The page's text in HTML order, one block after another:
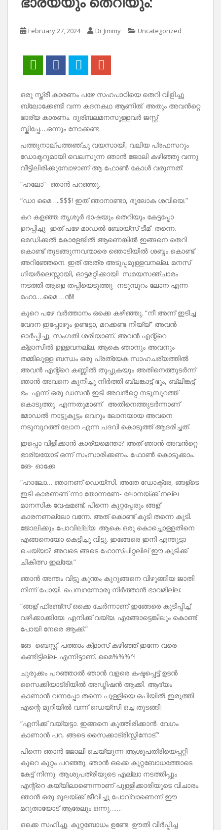
February 27, 2024 Dr Jimmy Uncategorized
ഒരു സ്ത്രീ കാരണം പഴേ സഹപാഠിയെ തെറി വിളിച്ചു
ബ്ലോക്കേണ്ടി വന്ന കദനകഥ ആണിത്. അതും അവൻറ്റെ
ഭാര്യ കാരണം. ദുര്ബലമനസുള്ളവർ ജസ്റ്റ്
സ്കിപ്പേ….ഒന്നും നോക്കണ്ട.
പത്തുനാല്പത്തഞ്ചു വയസായി, വലിയ പ്രഫസറും
ഡോക്ടറുമായി വെലസുന്ന ഞാൻ ജോലി കഴിഞ്ഞു വന്നു
വീട്ടിലിരിക്കുമ്പോഴാണ് ആ ഫോൺ കോൾ വരുന്നത്:
“ഹലോ”- ഞാൻ പറഞ്ഞു.
“ഡാ മൈ…..$$$! ഇത് ഞാനാണ്ടാ, ഭൂലോക ശവിയെ.”
കറ കളഞ്ഞ തൃശൂർ ഭാഷയും തെറിയും കേട്ടപ്പോ
ഉറപ്പിച്ചു- ഇത് പഴേ മാഡൽ ബോയ്സ് ടീമ് തന്നെ.
മെഡിക്കൽ കോളേജിൽ ആണെങ്കിൽ ഇങ്ങനെ തെറി
കൊണ്ട് തുടങ്ങുന്നവന്മാരെ ഞൊടിയിൽ ശബ്ദം കൊണ്ട്
അറിഞ്ഞേനെ. ഇത് അത്ര അടുപ്പമുള്ളവനല്ല. മനസ്
ഗിയർലെസ്സായി, ഓട്ടമറ്റിക്കായി സമയസഞ്ചാരം
നടത്തി ആളെ തപ്പിയെടുത്തു- നടുമ്പുറം ലോന എന്ന
മഹാ….മൈ …ൻ!!
കുറെ പഴേ വർത്താനം ഒക്കെ കഴിഞ്ഞു. “നീ അന്ന് ഇടിച്ച
വേദന ഇപ്പോഴും ഉണ്ടട്ടാ, മറക്കണ്ട നിയ്യ്” അവൻ
ഓർപ്പിച്ചു. സംഗതി ശരിയാണ്. അവൻ എന്റ്റെ
ക്‌ളാസിൽ ഉള്ളവനല്ല. ആകെ ഞാനും അവനും
തമ്മിലുള്ള ബന്ധം ഒരു പ്രത്യേക സാഹചര്യത്തിൽ
അവൻ എന്റ്റെ കണ്ണിൽ തുപ്പുകയും അതിനെത്തുടർന്ന്
ഞാൻ അവനെ കുനിച്ചു നിർത്തി ബ്ലങ്കാട്ട് ഭും, ബ്ലിങ്കട്ട്
ഭം എന്ന് ഒരു ഡസൻ ഇടി അവൻറ്റെ നടുമ്പുറത്ത്
കൊടുത്തു എന്നതുമാണ്. അതിനെത്തുടർന്നാണ്
മോഡൽ നാട്ടുകൂട്ടം വെറും ലോനയായ അവനെ
നടുമ്പുറത്ത് ലോന എന്ന പദവി കൊടുത്ത് ആദരിച്ചത്.
ഇപ്പൊ വിളിക്കാൻ കാര്യമെന്താ? അത് ഞാൻ അവൻറ്റെ
ഭാര്യയോട് ഒന്ന് സംസാരിക്കണം. ഫോൺ കൊടുക്കാം.
ങേ- ഓക്കേ.
“ഹാലോ… ഞാനണ് ഡെയ്‌സി. അതേ ഡോക്ട്രേ, ങ്ങള്ടെ
ഇടി കാരണണ് ന്നാ തോന്നണേ- ലോനയ്ക്ക് നല്ല
മാനസിക വേഷമണ്ട്‌. പിന്നെ കുറ്റപ്പേരും ങ്ങള്
കാരനണല്ലോ വന്നേ. അത് കൊണ്ട് കുടി തന്നെ കുടി.
ജോലിക്കും പോവില്ല്യ. ആകെ ഒരു കൊച്ചൊള്ളതിനെ
എങ്ങനെയോ കെട്ടിച്ചു വിട്ടു. ഇങ്ങേരെ ഇനി എന്തുട്ടാ
ചെയ്യാ? അവടെ ങ്ങടെ ഹോസ്പിറ്റലില് ഈ കുടിക്ക്
ചികിത്സ ഇല്യേ.”
ഞാൻ അന്തം വിട്ടു കുന്തം കുറുങ്ങനെ വിഴുങ്ങിയ ജാതി
നിന്ന് പോയി. പെമ്പറന്നോരു നിർത്താൻ ഭാവമില്ല:
“ങ്ങള് ഫ്രണ്ട്സ് ഒക്കെ ചേർന്നാണ് ഇങ്ങേരെ കുടിപ്പിച്ച്
വഴിക്കാക്കിയേ. എനിക്ക് വയ്യ. എങ്ങോട്ടെങ്കിലും കൊണ്ട്
പോയി നേരെ ആക്ക്.”
ങേ- ബെസ്റ്റ്. പത്താം ക്‌ളാസ് കഴിഞ്ഞ് ഇന്നേ വരെ
കണ്ടിട്ടില്ല- എന്നിട്ടാണ്. മൈ%%%^!
ചുരുക്കം പറഞ്ഞാൽ ഞാൻ വളരെ കഷ്ടപ്പെട്ട് ഉടൻ
സൈക്കിയാട്രിയിൽ അഡ്മിഷൻ ആക്കി. ആദ്യം
കാണാൻ വന്നപ്പോ തന്നെ പുള്ളിയെ ഒപിയിൽ ഇരുത്തി
എന്റെ മുറിയിൽ വന്ന് ഡെയ്‌സി ഒച്ച തുടങ്ങി:
“എനിക്ക് വയ്യട്ടാ. ഇങ്ങനെ കുത്തിരിക്കാൻ. വേഗം
കാണാൻ പറ, ങ്ങടെ സൈക്കാട്രിസ്റ്റിനോട്.”
പിന്നെ ഞാൻ ജോലി ചെയ്യുന്ന ആശുപത്രിയെപ്പറ്റി
കുറെ കുറ്റം പറഞ്ഞു. ഞാൻ ഒക്കെ കുറ്റബോധത്തോടെ
കേട്ട് നിന്നു. ആശുപത്രിയുടെ എല്ലാ നടത്തിപ്പും
എന്റ്റെ കയ്യിലാണെന്നാണ് പുള്ളിക്കാരിയുടെ വിചാരം.
ഞാൻ ഒരു മൂലയ്ക്ക് ജീവിച്ചു പോവ്വാണെന്ന് ഈ
മറുതായോട് ആരേലും ഒന്നു…….
ഒക്കെ സഹിച്ചു. കുറ്റബോധം ഉണ്ടേ. ഊതി വീർപ്പിച്ച